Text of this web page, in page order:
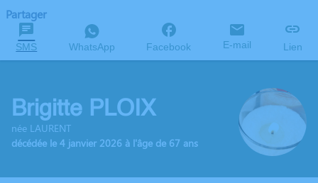
Partager
SMS WhatsApp Facebook E-mail Lien
Brigitte PLOIX
née LAURENT
décédée le 4 janvier 2026 à l'âge de 67 ans